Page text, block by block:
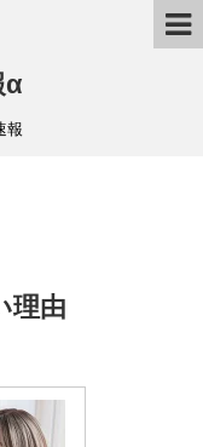
α
報
理由